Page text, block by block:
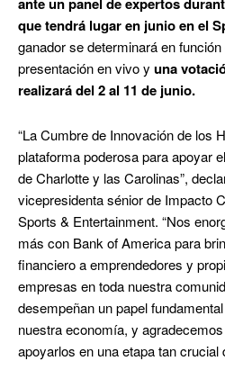
que tendrá lugar en junio en el
ganador se determinará en
presentación en vivo y una
realizará del 2 al 11 de junio.
“La Cumbre de Innovación de los
plataforma poderosa para apoyar
de Charlotte y las Carolinas”,
vicepresidenta sénior de Impacto
Sports & Entertainment. “Nos
más con Bank of America para
financiero a emprendedores y
empresas en toda nuestra
desempeñan un papel
nuestra economía, y
apoyarlos en una etapa tan crucial